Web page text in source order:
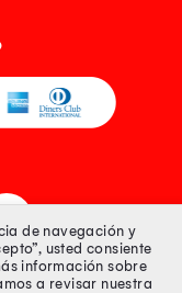
de navegación y
usted consiente
información sobre
a revisar nuestra